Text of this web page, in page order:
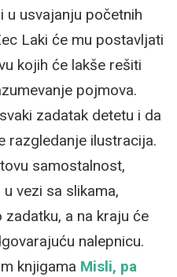
u usvajanju početnih
Laki će mu postavljati
kojih će lakše rešiti
pojmova.
zadatak detetu i da
razgledanje ilustracija.
samostalnost,
vezi sa slikama,
a na kraju će
nalepnicu.
knjigama Misli, pa